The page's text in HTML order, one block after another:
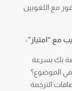
مع اللغويين
مع “امتياز”:
بك بسرعة
الموضوع؟
الترجمة